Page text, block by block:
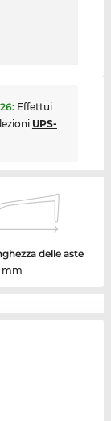
: Effettui
UPS-
delle aste
mm